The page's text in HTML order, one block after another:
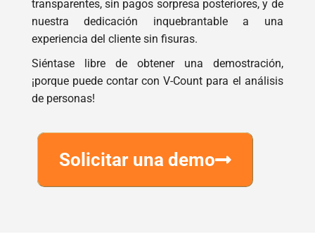
Nos enorgullecemos de nuestros precios
transparentes, sin pagos sorpresa posteriores, y de
experiencia del cliente sin fisuras.
Siéntase libre de obtener una demostración,
de personas!
Solicitar una demo